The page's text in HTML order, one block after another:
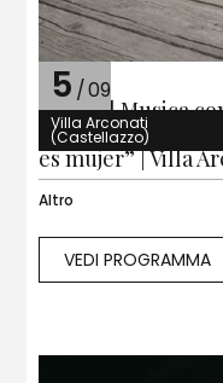
5 /09
Villa Arconati
(Castellazzo)
Festival Musica
soprano | Giulio
es mujer” | Villa
Altro
VEDI PROGRAMMA